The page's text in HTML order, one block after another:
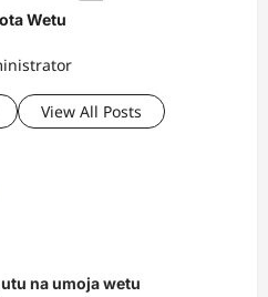
Wetu
View All Posts
na umoja wetu